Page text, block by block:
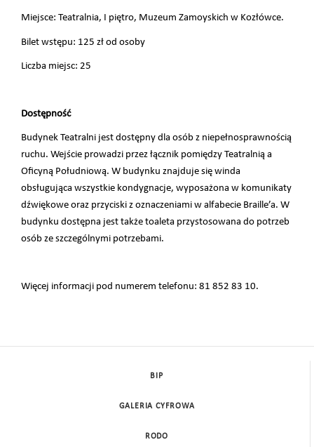
Miejsce: Teatralnia, I piętro, Muzeum Zamoyskich w Kozłówce.
Bilet wstępu: 125 zł od osoby
Liczba miejsc: 25
Dostępność
Budynek Teatralni jest dostępny dla osób z niepełnosprawnością
ruchu. Wejście prowadzi przez łącznik pomiędzy Teatralnią a
Oficyną Południową. W budynku znajduje się winda
obsługująca wszystkie kondygnacje, wyposażona w komunikaty
dźwiękowe oraz przyciski z oznaczeniami w alfabecie Braille’a. W
budynku dostępna jest także toaleta przystosowana do potrzeb
osób ze szczególnymi potrzebami.
Więcej informacji pod numerem telefonu: 81 852 83 10.
BIP
GALERIA CYFROWA
RODO